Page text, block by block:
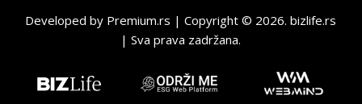
Developed by Premium.rs | Copyright © 2026.bizlife.rs
| Sva prava zadržana.